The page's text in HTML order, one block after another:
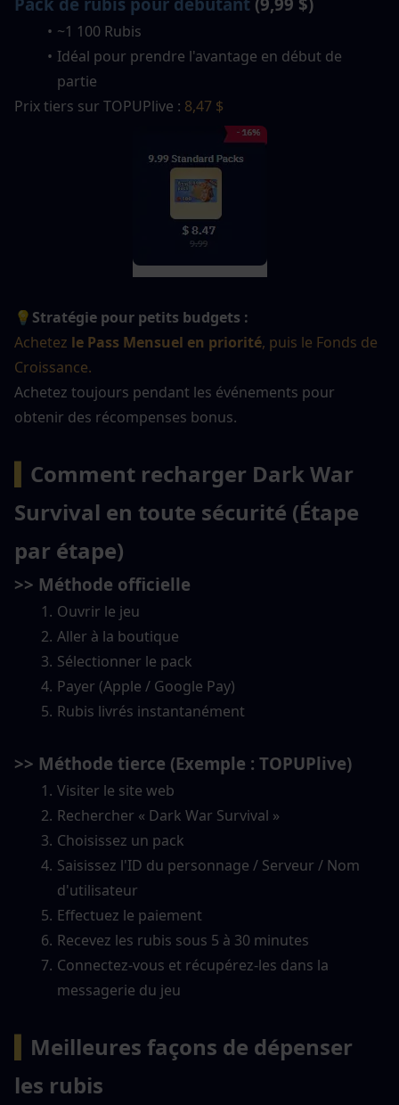
~1 100 Rubis
Idéal pour prendre l'avantage en début de
partie
Prix tiers sur TOPUPlive : 8,47 $
💡 Stratégie pour petits budgets :
Achetez le Pass Mensuel en priorité, puis le Fonds de
Croissance.
Achetez toujours pendant les événements pour
obtenir des récompenses bonus.
Comment recharger Dark War
Survival en toute sécurité (Étape
par étape)
>> Méthode officielle
Ouvrir le jeu
Aller à la boutique
Sélectionner le pack
Payer (Apple / Google Pay)
Rubis livrés instantanément
>> Méthode tierce (Exemple : TOPUPlive)
Visiter le site web
Rechercher « Dark War Survival »
Choisissez un pack
Saisissez l'ID du personnage / Serveur / Nom
d'utilisateur
Effectuez le paiement
Recevez les rubis sous 5 à 30 minutes
Connectez-vous et récupérez-les dans la
messagerie du jeu
Meilleures façons de dépenser
les rubis